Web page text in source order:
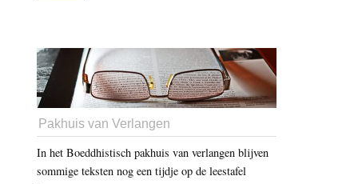
Pakhuis van Verlangen
In het Boeddhistisch pakhuis van verlangen blijven
sommige teksten nog een tijdje op de leestafel